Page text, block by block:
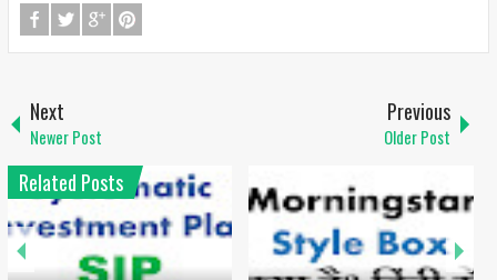
Next
Newer Post
Previous
Older Post
Related Posts